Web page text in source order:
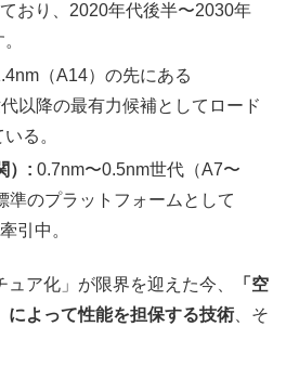
おり、2020年代後半〜2030年
（A14）の先にある
以降の最有力候補としてロード
る。
）: 0.7nm〜0.5nm世代（A7〜
準のプラットフォームとして
引中。
ア化」が限界を迎えた今、
「空
によって性能を担保する技術 、そ